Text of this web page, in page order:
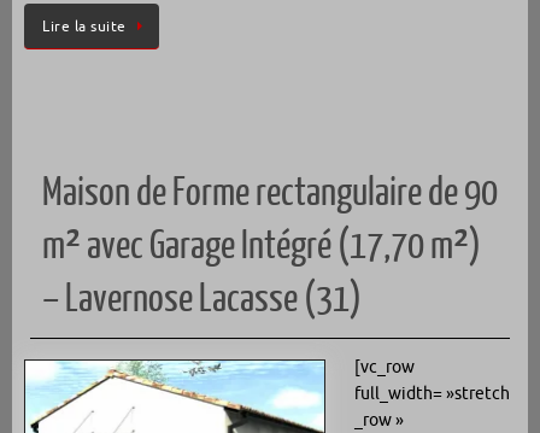
Lire la suite
Maison de Forme rectangulaire de 90
m² avec Garage Intégré (17,70 m²)
– Lavernose Lacasse (31)
[vc_row
full_width= »stretch
_row »